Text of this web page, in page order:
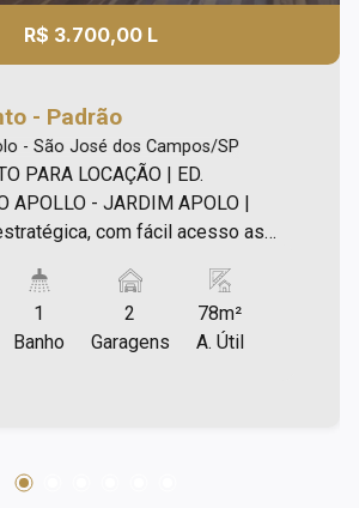
R$ 3.700,00 L
- Padrão
- São José dos Campos/SP
PARA LOCAÇÃO | ED.
APOLLO - JARDIM APOLO |
com fácil acesso as
tudo perto! Imóvel excelente
familia, com varios itens de lazer
Condominio com portaria
- gabinetes nos banheiros; -
1
Banho
2
Garagens
78m²
A. Útil